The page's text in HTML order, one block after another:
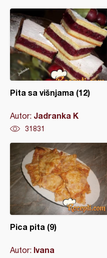
Pita sa višnjama (12)
Autor: Jadranka K
31831
Pica pita (9)
Autor: Ivana